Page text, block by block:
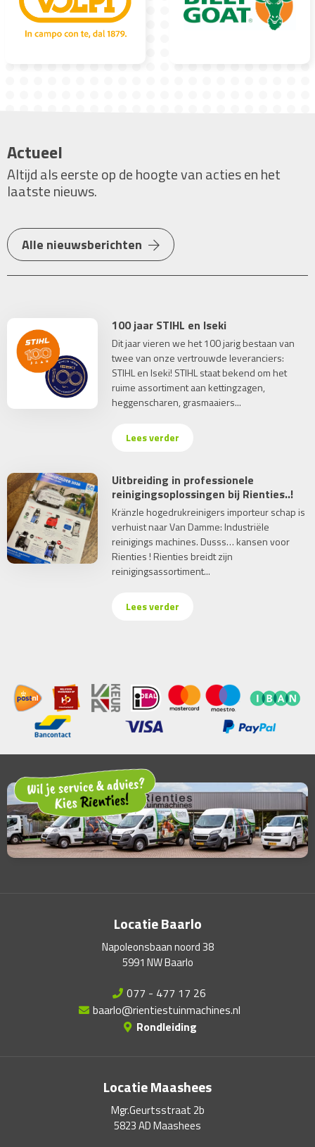
Actueel
Altijd als eerste op de hoogte van acties en het
laatste nieuws.
Alle nieuwsberichten
100 jaar STIHL en Iseki
Dit jaar vieren we het 100 jarig bestaan van
twee van onze vertrouwde leveranciers:
STIHL en Iseki! STIHL staat bekend om het
ruime assortiment aan kettingzagen,
heggenscharen, grasmaaiers...
Lees verder
Uitbreiding in professionele
reinigingsoplossingen bij Rienties..!
Kränzle hogedrukreinigers importeur schap is
verhuist naar Van Damme: Industriële
reinigings machines. Dusss… kansen voor
Rienties ! Rienties breidt zijn
reinigingsassortiment...
Lees verder
Locatie Baarlo
Napoleonsbaan noord 38
5991 NW Baarlo
077 - 477 17 26
baarlo@rientiestuinmachines.nl
Rondleiding
Locatie Maashees
Mgr.Geurtsstraat 2b
5823 AD Maashees